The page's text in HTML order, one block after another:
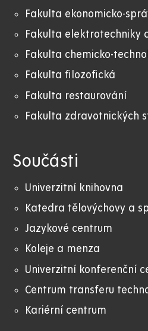
Fakulta ekonomicko-
Fakulta elektrotechniky
Fakulta chemicko-
Fakulta filozofická
Fakulta restaurování
Fakulta zdravotnických
Součásti
Univerzitní knihovna
Katedra tělovýchovy a
Jazykové centrum
Koleje a menza
Univerzitní konferenční
Centrum transferu
Kariérní centrum